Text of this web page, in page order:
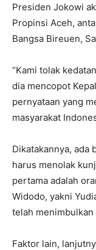
Presiden Jokowi
Propinsi Aceh,
Bangsa Bireuen,
“Kami tolak
dia mencopot
pernyataan yang
masyarakat
Dikatakannya, ada
harus menolak
pertama adalah
Widodo, yakni
telah
Faktor lain,